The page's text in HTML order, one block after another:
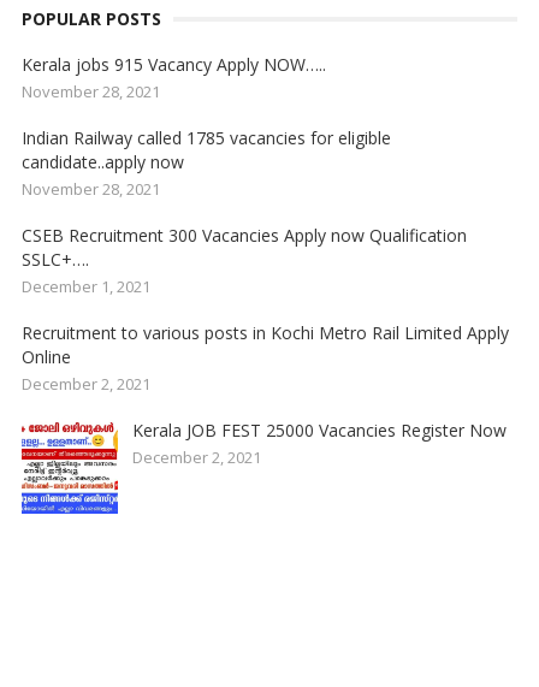
POPULAR POSTS
Kerala jobs 915 Vacancy Apply NOW…..
November 28, 2021
Indian Railway called 1785 vacancies for eligible
candidate..apply now
November 28, 2021
CSEB Recruitment 300 Vacancies Apply now Qualification
SSLC+….
December 1, 2021
Recruitment to various posts in Kochi Metro Rail Limited Apply
Online
December 2, 2021
Kerala JOB FEST 25000 Vacancies Register Now
December 2, 2021